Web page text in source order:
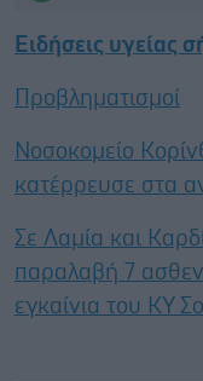
Ειδήσεις υγείας
Προβληματισμοί
Νοσοκομείο
κατέρρευσε στα
Σε Λαμία και
παραλαβή 7
εγκαίνια του ΚΥ